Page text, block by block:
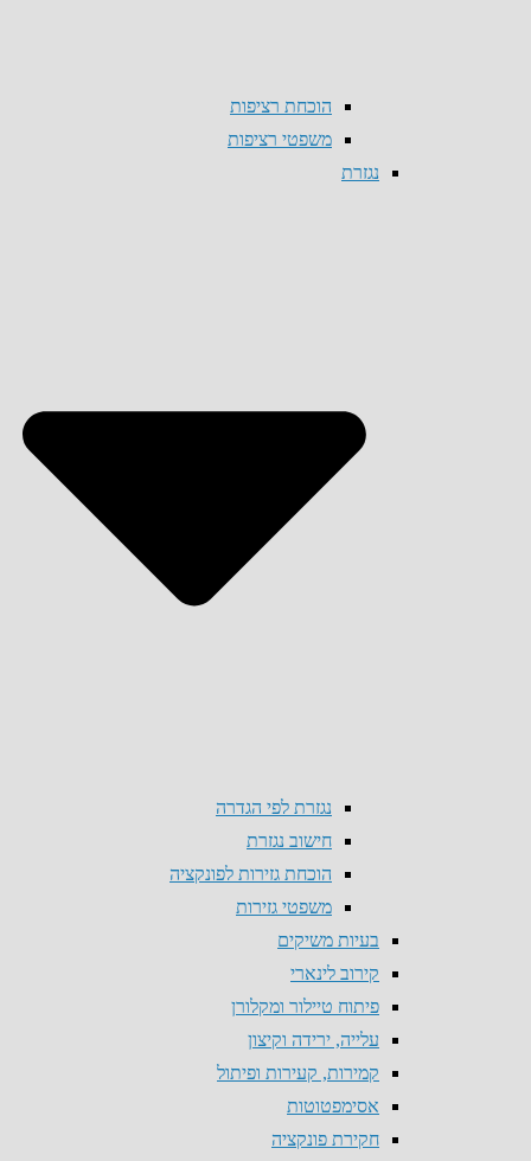
הוכחת רציפות
משפטי רציפות
נגזרת
נגזרת לפי הגדרה
חישוב נגזרת
הוכחת גזירות לפונקציה
משפטי גזירות
בעיות משיקים
קירוב לינארי
פיתוח טיילור ומקלורן
עלייה, ירידה וקיצון
קמירות, קעירות ופיתול
אסימפטוטות
חקירת פונקציה